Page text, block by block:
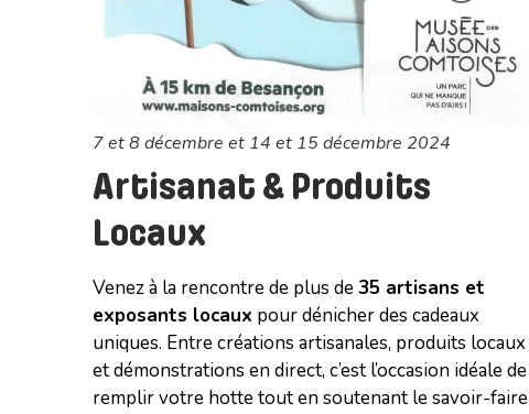
7 et 8 décembre et 14 et 15 décembre 2024
Artisanat & Produits
Locaux
Venez à la rencontre de plus de35 artisans et
exposants locaux pour dénicher des cadeaux
uniques. Entre créations artisanales, produits locaux
et démonstrations en direct, c’est l’occasion idéale de
remplir votre hotte tout en soutenant le savoir-faire